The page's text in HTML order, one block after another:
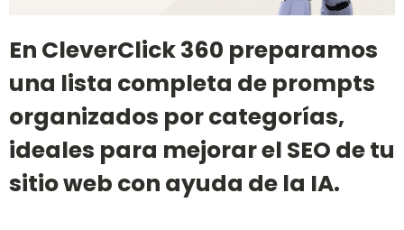
En CleverClick 360 preparamos
una lista completa de prompts
organizados por categorías,
ideales para mejorar el SEO de tu
sitio web con ayuda de la IA.